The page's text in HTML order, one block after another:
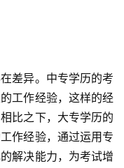
差异。中专学历的考
工作经验，这样的经
比之下，大专学历的
作经验，通过运用专
解决能力，为考试增